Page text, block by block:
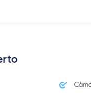
la ficha técnica completa